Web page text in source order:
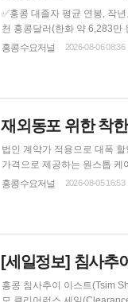
✅홍콩 대졸자 평균 연봉, 작년보다 2.1% 오른 33만 6천
천 홍콩달러(한화 약 6,283만 원)의 연봉을 기
달러(한화 약 130만 원) 늘어난 수치다. 대학별로는 홍콩대학교 졸업생이 약 40만 홍콩달러(한화 약 7,480만
홍콩수요저널 2026-08-06 08:36
재외동포 위한 착
법인 계약가 적용으로 대폭 할인… 대학병원급 정밀 검
가격으로 제공하는 원스톱 케어 플랫폼
외 동포들이 대기업 법인 계
홍콩수요저널 2026-08-05 16:53
[세일정보] 침사추
홍콩 침사추이 이스트(Tsim